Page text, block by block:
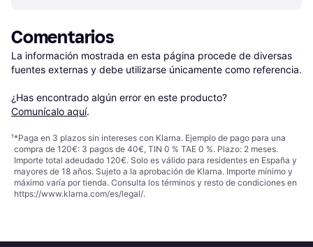
Comentarios
La información mostrada en esta página procede de diversas
fuentes externas y debe utilizarse únicamente como referencia.
¿Has encontrado algún error en este producto?
Comunícalo aquí.
¹*Paga en 3 plazos sin intereses con Klarna. Ejemplo de pago para una
compra de 120€: 3 pagos de 40€, TIN 0 % TAE 0 %. Plazo: 2 meses.
Importe total adeudado 120€. Solo es válido para residentes en España y
mayores de 18 años. Sujeto a la aprobación de Klarna. Importe mínimo y
máximo varía por tienda. Consulta los términos y resto de condiciones en
https://www.klarna.com/es/legal/.